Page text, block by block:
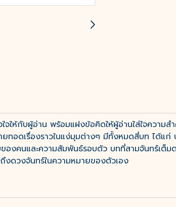
จให้กับผู้อ่าน พร้อมแฝงข้อคิดให้ผู้อ่านใส่ใจควา
ยทอดเรื่องราวในแง่มุมต่างๆ มีทั้งหมดสี่บท ได้แ
งคนและความสัมพันธ์รอบตัว บทที่สามจันทร์เต็ม
งดวงจันทร์ในความหมายของตัวเอง